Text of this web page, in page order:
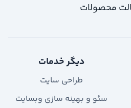
محصولات
دیگر خدمات
طراحی سایت
سئو و بهینه سازی وبسایت